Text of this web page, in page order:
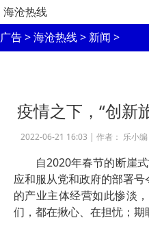
海沧热线
广告>海沧热线> 新闻 >
疫情之下，“创新
2022-06-21 16:03 | 作者： 乐小编
自2020年春节的断崖
应和服从党和政府的部署
的产业主体经营如此惨淡
们，都在揪心、在担忧；